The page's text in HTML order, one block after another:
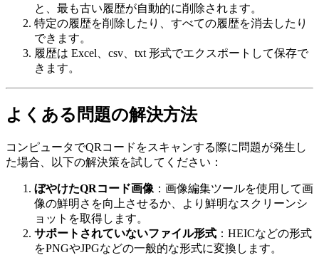
と、最も古い履歴が自動的に削除されます。
特定の履歴を削除したり、すべての履歴を消去したり
できます。
履歴は Excel、csv、txt 形式でエクスポートして保存で
きます。
よくある問題の解決方法
コンピュータでQRコードをスキャンする際に問題が発生し
た場合、以下の解決策を試してください：
ぼやけたQRコード画像 ：画像編集ツールを使用して画
像の鮮明さを向上させるか、より鮮明なスクリーンシ
ョットを取得します。
サポートされていないファイル形式 ：HEICなどの形式
をPNGやJPGなどの一般的な形式に変換します。